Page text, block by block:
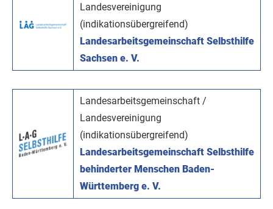
Landesvereinigung
(indikationsübergreifend)
Landesarbeitsgemeinschaft Selbsthilfe
Sachsen e. V.
Landesarbeitsgemeinschaft /
Landesvereinigung
(indikationsübergreifend)
Landesarbeitsgemeinschaft Selbsthilfe
behinderter Menschen Baden-
Württemberg e. V.